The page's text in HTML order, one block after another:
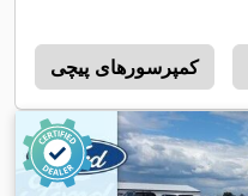
کمپرسورهای پیچی